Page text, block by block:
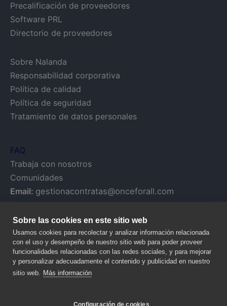
Precalificación de proveedores
Software PRL
Directorio de proveedores
Sobre Nalanda
Responsabilidad corporativa
Política de calidad
Política de seguridad
Tratamiento de datos personales
FAQ
Trabaja con nosotros
Comunidades
Email: gestionacontratas@onceforall.com
Sobre las cookies en este sitio web
Usamos cookies para recolectar y analizar información relacionada
con el uso y desempeño de nuestro sitio web para poder proveer
funcionalidades relacionadas con las redes sociales, y para mejorar
y personalizar adecuadamente el contenido y publicidad en nuestro
sitio web. Más información
Configuración de cookies